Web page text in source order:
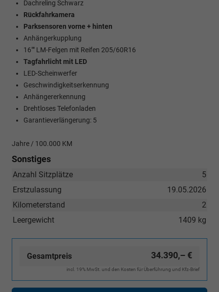
Dachreling Schwarz
Rückfahrkamera
Parksensoren vorne + hinten
Anhängerkupplung
16"" LM-Felgen mit Reifen 205/60R16
Tagfahrlicht mit LED
LED-Scheinwerfer
Geschwindigkeitserkennung
Anhängererkennung
Drehtloses Telefonladen
Garantieverlängerung: 5
Jahre / 100.000 KM
Sonstiges
5
Anzahl Sitzplätze
19.05.2026
Erstzulassung
2
Kilometerstand
1409 kg
Leergewicht
Gesamtpreis 34.390,– €
incl. 19% MwSt. und den Kosten für Überführung und Kfz-Brief